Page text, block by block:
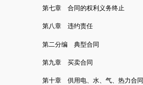
第七章 合同的权利义务终止
第八章 违约责任
第二分编 典型合同
第九章 买卖合同
第十章 供用电、水、气、热力合同